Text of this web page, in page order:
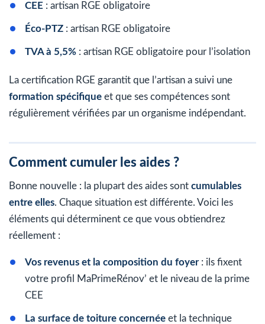
CEE : artisan RGE obligatoire
Éco-PTZ : artisan RGE obligatoire
TVA à 5,5% : artisan RGE obligatoire pour l’isolation
La certification RGE garantit que l’artisan a suivi une
formation spécifique et que ses compétences sont
régulièrement vérifiées par un organisme indépendant.
Comment cumuler les aides ?
Bonne nouvelle : la plupart des aides sont cumulables
entre elles. Chaque situation est différente. Voici les
éléments qui déterminent ce que vous obtiendrez
réellement :
Vos revenus et la composition du foyer: ils fixent
votre profil MaPrimeRénov’ et le niveau de la prime
CEE
La surface de toiture concernée et la technique